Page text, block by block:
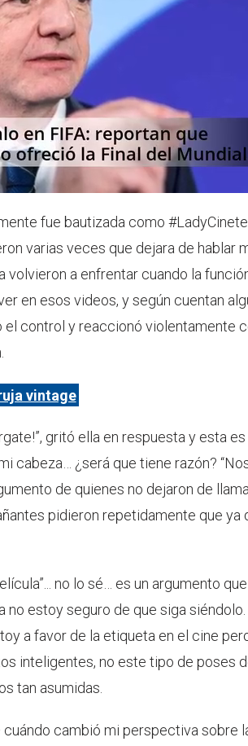
fue bautizada como
varias veces que dejara de hablar
volvieron a enfrentar cuando la
en esos videos, y según cuentan
control y reaccionó violentamente
vintage
gritó ella en respuesta y esta
cabeza… ¿será que tiene razón?
de quienes no dejaron de
pidieron repetidamente que ya
no lo sé… es un argumento
no estoy seguro de que siga siéndolo.
a favor de la etiqueta en el cine
inteligentes, no este tipo de poses
tan asumidas.
cambió mi perspectiva sobre